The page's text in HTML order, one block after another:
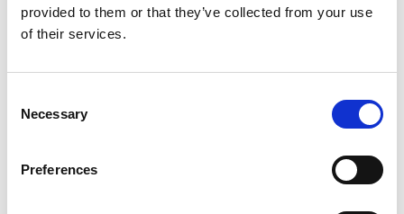
provided to them or that they’ve collected from your use
of their services.
Selection
Necessary
Preferences
- Asta in ottone UNI EN 12164 CW614N
- Tenute asta O-Ring NBR 70 Sh A (ASTM D 2240)
- Filettatura: UNI EN ISO 10226-1 (ISO 7-1:1994)